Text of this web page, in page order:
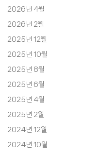
2026년 4월
2026년 2월
2025년 12월
2025년 10월
2025년 8월
2025년 6월
2025년 4월
2025년 2월
2024년 12월
2024년 10월